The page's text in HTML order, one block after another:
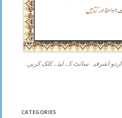
اردو اشرفیہ سائٹ کے لیئے کلک کریں۔
CATEGORIES